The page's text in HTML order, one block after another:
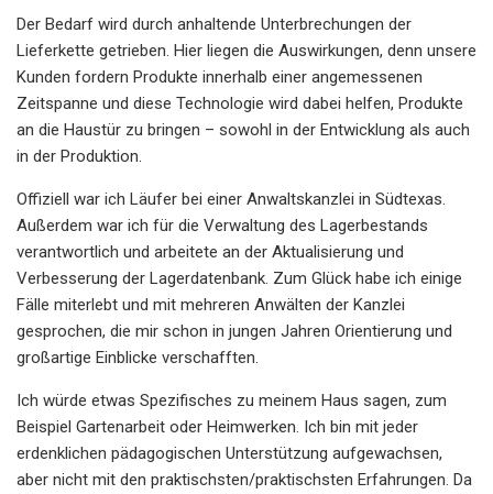
Der Bedarf wird durch anhaltende Unterbrechungen der
Lieferkette getrieben. Hier liegen die Auswirkungen, denn unsere
Kunden fordern Produkte innerhalb einer angemessenen
Zeitspanne und diese Technologie wird dabei helfen, Produkte
an die Haustür zu bringen – sowohl in der Entwicklung als auch
in der Produktion.
Offiziell war ich Läufer bei einer Anwaltskanzlei in Südtexas.
Außerdem war ich für die Verwaltung des Lagerbestands
verantwortlich und arbeitete an der Aktualisierung und
Verbesserung der Lagerdatenbank. Zum Glück habe ich einige
Fälle miterlebt und mit mehreren Anwälten der Kanzlei
gesprochen, die mir schon in jungen Jahren Orientierung und
großartige Einblicke verschafften.
Ich würde etwas Spezifisches zu meinem Haus sagen, zum
Beispiel Gartenarbeit oder Heimwerken. Ich bin mit jeder
erdenklichen pädagogischen Unterstützung aufgewachsen,
aber nicht mit den praktischsten/praktischsten Erfahrungen. Da